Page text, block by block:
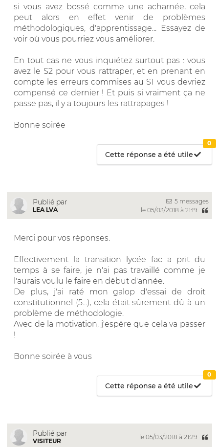
si vous avez bossé comme une acharnée, cela
peut alors en effet venir de problèmes
méthodologiques, d'apprentissage... Essayez de
voir où vous pourriez vous améliorer.
En tout cas ne vous inquiétez surtout pas : vous
avez le S2 pour vous rattraper, et en prenant en
compte les erreurs commises au S1 vous devriez
compensé ce dernier ! Et puis si vraiment ça ne
passe pas, il y a toujours les rattrapages !
Bonne soirée
Cette réponse a été utile
0
Publié par
LEA LVA
5 messages
le 05/03/2018 à 21:19
Merci pour vos réponses.
Effectivement la transition lycée fac a prit du
temps à se faire, je n'ai pas travaillé comme je
l'aurais voulu le faire en début d'année.
De plus, j'ai raté mon galop d'essai de droit
constitutionnel (5...), cela était sûrement dû à un
problème de méthodologie.
Avec de la motivation, j'espère que cela va passer
!
Bonne soirée à vous
Cette réponse a été utile
0
Publié par
VISITEUR
le 05/03/2018 à 21:29